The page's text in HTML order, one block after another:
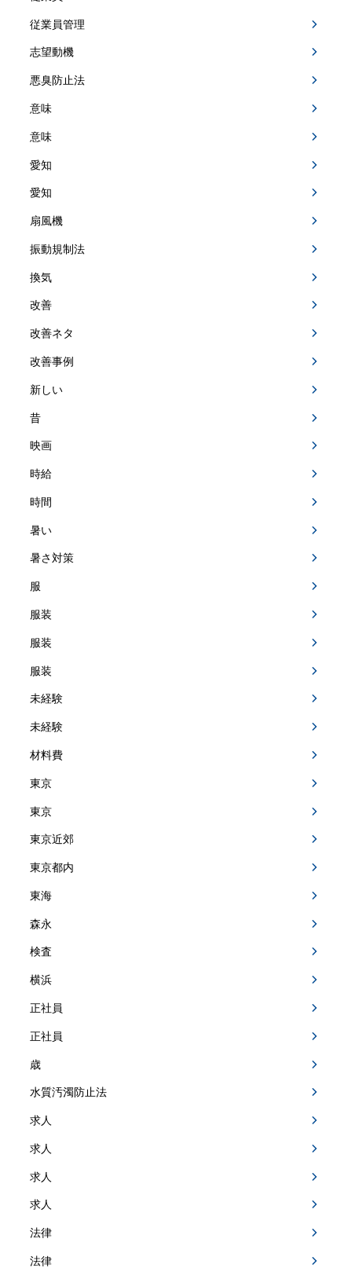
従業員管理
志望動機
悪臭防止法
意味
意味
愛知
愛知
扇風機
振動規制法
換気
改善
改善ネタ
改善事例
新しい
昔
映画
時給
時間
暑い
暑さ対策
服
服装
服装
服装
未経験
未経験
材料費
東京
東京
東京近郊
東京都内
東海
森永
検査
横浜
正社員
正社員
歳
水質汚濁防止法
求人
求人
求人
求人
法律
法律